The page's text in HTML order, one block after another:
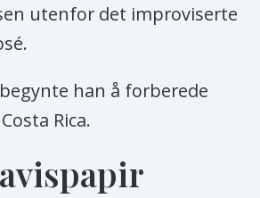
utenfor det improviserte
han å forberede
Rica.